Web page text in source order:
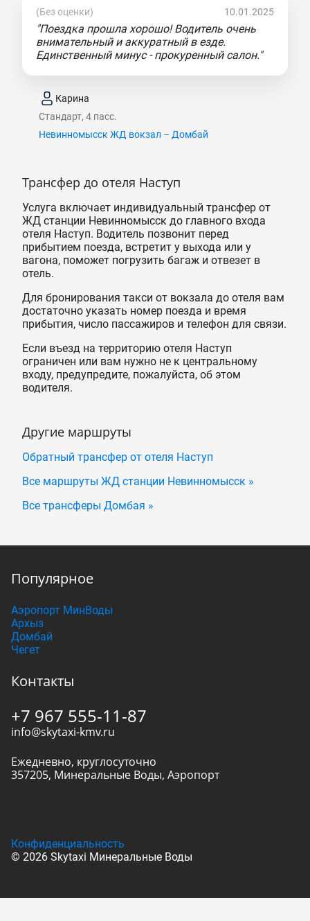
(Без оценки) 10.01.2025
"Поездка прошла хорошо! Водитель очень
внимательный и аккуратный в езде.
Единственный минус - прокуренный салон."
Карина
Стандарт, 4 пасс.
Невинномысск ЖД вокзал – Домбай
Трансфер до отеля Наступ
Услуга включает индивидуальный трансфер от
ЖД станции Невинномысск до главного входа
отеля Наступ. Водитель позвонит перед
прибытием поезда, встретит у выхода или у
вагона, поможет погрузить багаж и отвезет в
отель.
Для бронирования такси от вокзала до отеля вам
достаточно указать номер поезда и время
прибытия, число пассажиров и телефон для связи.
Если въезд на территорию отеля Наступ
ограничен или вам нужно не к центральному
входу, предупредите, пожалуйста, об этом
водителя.
Другие маршруты
Обратный трансфер от отеля Наступ
Все маршруты ЖД станции Невинномысск »
Все трансферы Домбая »
Популярное
Аэропорт МинВоды
Архыз
Домбай
Чегет
Контакты
+7 967 555-11-87
info@skytaxi-kmv.ru
Ежедневно, круглосуточно
357205, Минеральные Воды, Аэропорт
© 2026 Skytaxi Минеральные Воды
Конфиденциальность